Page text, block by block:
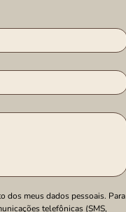
dos meus dados pessoais. Para
telefônicas (SMS,